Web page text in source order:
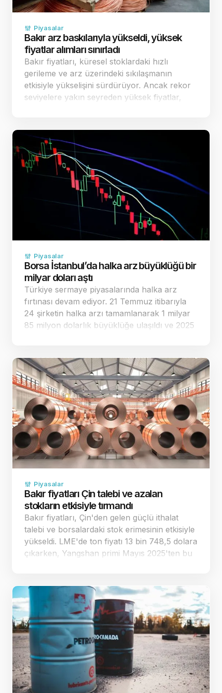
Piyasalar
Bakır arz baskılarıyla yükseldi, yüksek
fiyatlar alımları sınırladı
Bakır fiyatları, küresel stoklardaki hızlı
gerileme ve arz üzerindeki sıkılaşmanın
etkisiyle yükselişini sürdürüyor. Ancak rekor
seviyelere yakın seyreden yüksek fiyatlar,
yol a&ccedi…
Piyasalar
Borsa İstanbul’da halka arz büyüklüğü bir
milyar doları aştı
Türkiye sermaye piyasalarında halka arz
fırtınası devam ediyor. 21 Temmuz itibarıyla
24 şirketin halka arzı tamamlanarak 1 milyar
85 milyon dolarlık büyüklüğe ulaşıldı ve 2025
tamamını …
Piyasalar
Bakır fiyatları Çin talebi ve azalan
stokların etkisiyle tırmandı
Bakır fiyatları, Çin'den gelen güçlü ithalat
talebi ve borsalardaki stok erimesinin etkisiyle
yükseldi. LME'de ton fiyatı 13 bin 748,5 dolara
çıkarken, Yangshan primi Mayıs 2025'ten bu